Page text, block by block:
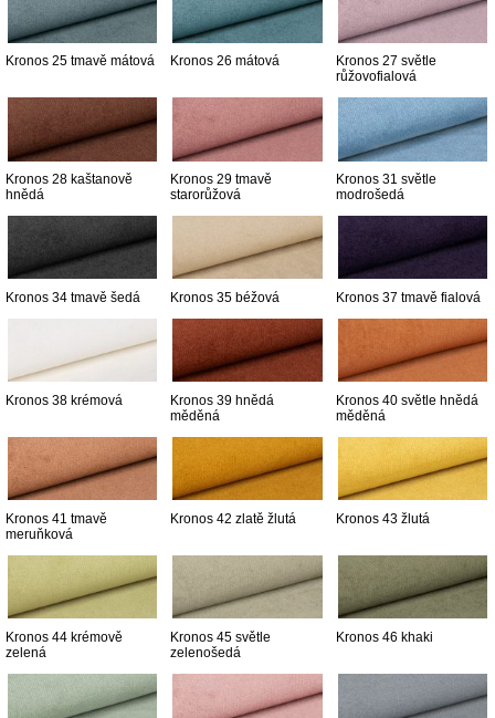
Kronos 25 tmavě mátová Kronos 26 mátová
Kronos 27 světle
růžovofialová
Kronos 28 kaštanově
hnědá
Kronos 29 tmavě
starorůžová
Kronos 31 světle
modrošedá
Kronos 34 tmavě šedá Kronos 35 béžová Kronos 37 tmavě fialová
Kronos 38 krémová
Kronos 39 hnědá
měděná
Kronos 40 světle hnědá
měděná
Kronos 41 tmavě
meruňková
Kronos 42 zlatě žlutá Kronos 43 žlutá
Kronos 44 krémově
zelená
Kronos 45 světle
zelenošedá
Kronos 46 khaki